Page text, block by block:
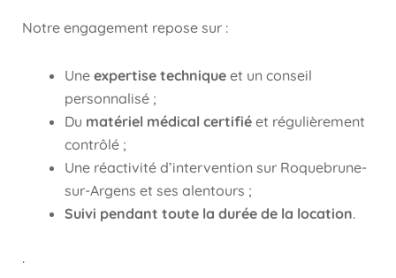
Notre engagement repose sur :
Une expertise technique et un conseil
personnalisé ;
Du matériel médical certifié et régulièrement
contrôlé ;
Une réactivité d’intervention sur Roquebrune-
sur-Argens et ses alentours ;
Suivi pendant toute la durée de la location.
.